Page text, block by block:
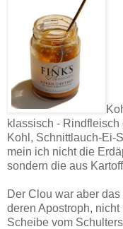
klassisch - Rindfleisch
Kohl, Schnittlauch-Ei-
mein ich nicht die
sondern die aus
Der Clou war aber
deren Apostroph,
Scheibe vom